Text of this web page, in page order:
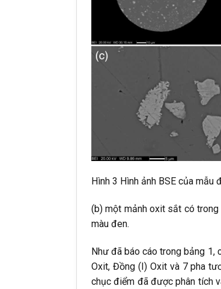
Hình 3 Hình ảnh BSE của
(b) một mảnh oxit sắt có
màu đen.
Như đã báo cáo trong bảng 1,
Oxit, Đồng (I) Oxit và 7 pha
chục điểm đã được phân tích